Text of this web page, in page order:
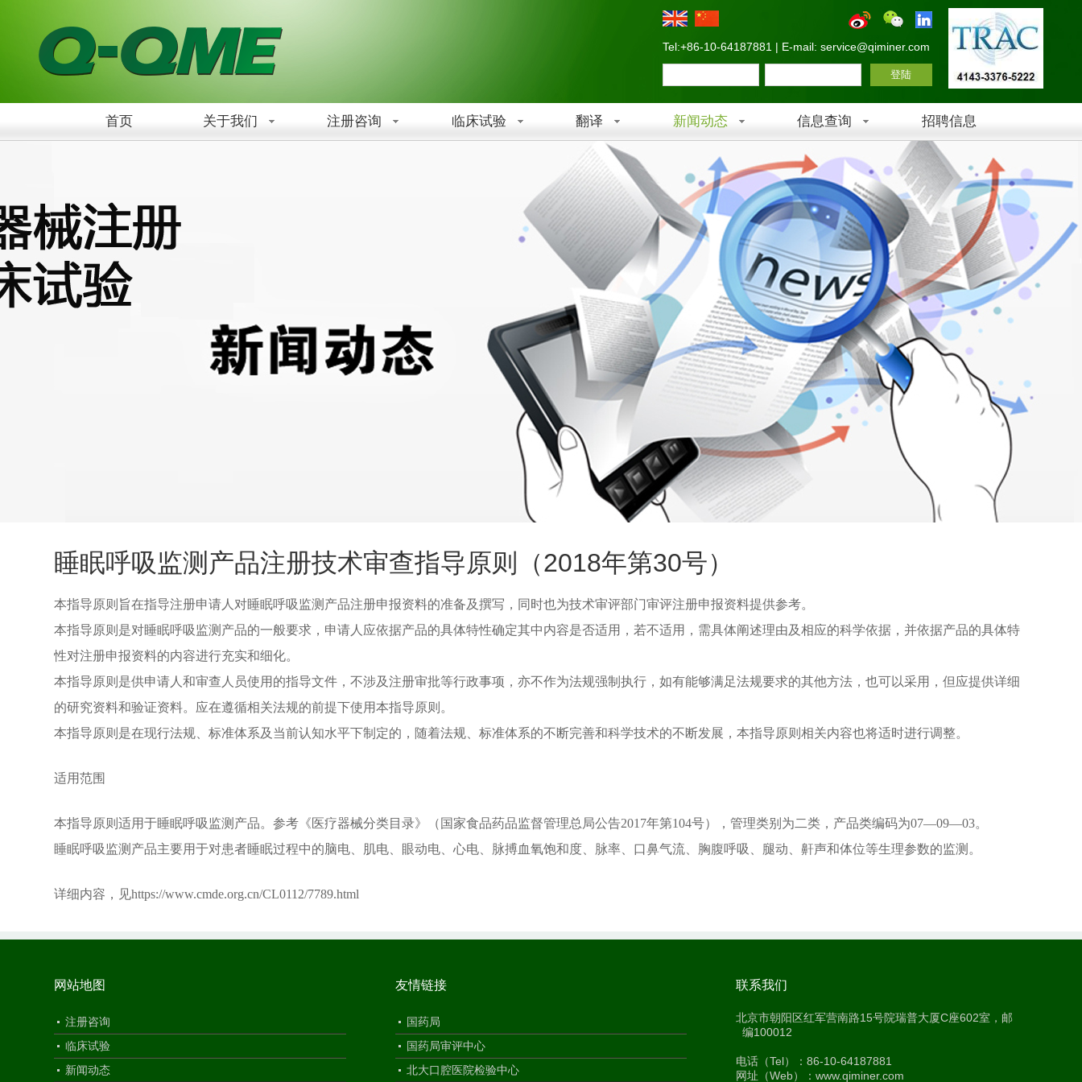
Tel:+86-10-64187881 | E-mail: service@qiminer.com
首页 关于我们 注册咨询 临床试验 翻译 新闻动态 信息查询 招聘信息
睡眠呼吸监测产品注册技术审查指导原则（2018年第30号）
本指导原则旨在指导注册申请人对睡眠呼吸监测产品注册申报资料的准备及撰写，同时也为技术审评部门审评注册申报资料提供参考。
本指导原则是对睡眠呼吸监测产品的一般要求，申请人应依据产品的具体特性确定其中内容是否适用，若不适用，需具体阐述理由及相应的科学依据，并依据产品的具体特
性对注册申报资料的内容进行充实和细化。
本指导原则是供申请人和审查人员使用的指导文件，不涉及注册审批等行政事项，亦不作为法规强制执行，如有能够满足法规要求的其他方法，也可以采用，但应提供详细
的研究资料和验证资料。应在遵循相关法规的前提下使用本指导原则。
本指导原则是在现行法规、标准体系及当前认知水平下制定的，随着法规、标准体系的不断完善和科学技术的不断发展，本指导原则相关内容也将适时进行调整。
适用范围
本指导原则适用于睡眠呼吸监测产品。参考《医疗器械分类目录》（国家食品药品监督管理总局公告2017年第104号），管理类别为二类，产品类编码为07—09—03。
睡眠呼吸监测产品主要用于对患者睡眠过程中的脑电、肌电、眼动电、心电、脉搏血氧饱和度、脉率、口鼻气流、胸腹呼吸、
腿动、鼾声和体位等生理参数的监测。
详细内容，见https://www.cmde.org.cn/CL0112/7789.html
网站地图
注册咨询
临床试验
新闻动态
友情链接
国药局
国药局审评中心
北大口腔医院检验中心
联系我们
北京市朝阳区红军营南路15号院瑞普大厦C座602室，邮
编100012
电话（Tel）：86-10-64187881
网址（Web）：www.qiminer.com